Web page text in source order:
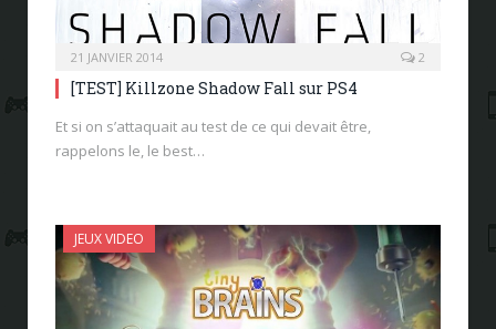
21 JANVIER 2014 2
[TEST] Killzone Shadow Fall sur PS4
Et si on s’attaquait au test de ce qui devait être,
rappelons le, le best…
JEUX VIDEO